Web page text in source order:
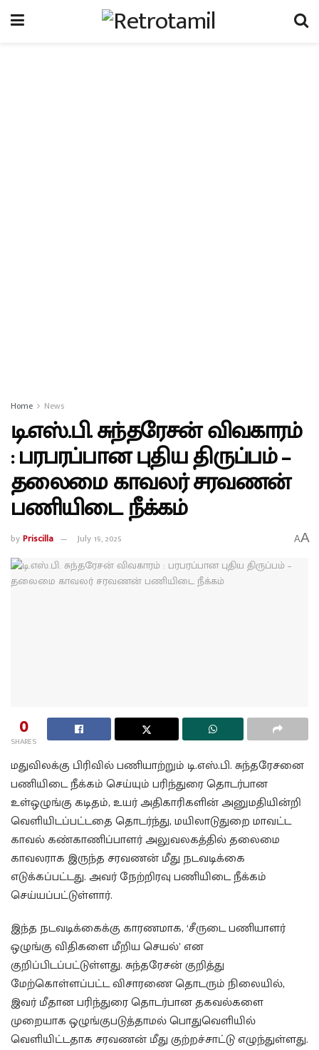
Home News
டி.எஸ்.பி. சுந்தரேசன் விவகாரம்
: பரபரப்பான புதிய திருப்பம் –
தலைமை காவலர் சரவணன்
பணியிடை நீக்கம்
byPriscilla July 19, 2025 AA
0
SHARES
மதுவிலக்கு பிரிவில் பணியாற்றும் டி.எஸ்.பி. சுந்தரேசனை
பணியிடை நீக்கம் செய்யும் பரிந்துரை தொடர்பான
உள்ஒழுங்கு கடிதம், உயர் அதிகாரிகளின் அனுமதியின்றி
வெளியிடப்பட்டதை தொடர்ந்து, மயிலாடுதுறை மாவட்ட
காவல் கண்காணிப்பாளர் அலுவலகத்தில் தலைமை
காவலராக இருந்த சரவணன் மீது நடவடிக்கை
எடுக்கப்பட்டது. அவர் நேற்றிரவு பணியிடை நீக்கம்
செய்யப்பட்டுள்ளார்.
இந்த நடவடிக்கைக்கு காரணமாக, ‘சீருடை பணியாளர்
ஒழுங்கு விதிகளை மீறிய செயல்’ என
குறிப்பிடப்பட்டுள்ளது. சுந்தரேசன் குறித்து
மேற்கொள்ளப்பட்ட விசாரணை தொடரும் நிலையில்,
இவர் மீதான பரிந்துரை தொடர்பான தகவல்களை
முறையாக ஒழுங்குபடுத்தாமல் பொதுவெளியில்
வெளியிட்டதாக சரவணன் மீது குற்றச்சாட்டு எழுந்துள்ளது.